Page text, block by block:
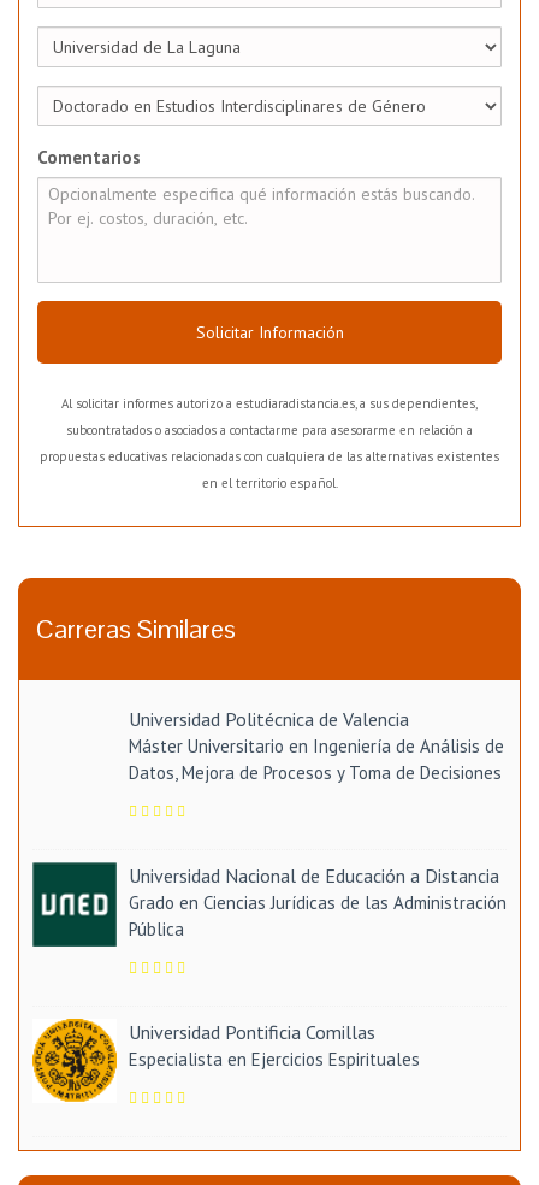
Comentarios
Solicitar Información
Al solicitar informes autorizo a estudiaradistancia.es, a sus dependientes,
subcontratados o asociados a contactarme para asesorarme en relación a
propuestas educativas relacionadas con cualquiera de las alternativas existentes
en el territorio español.
Carreras Similares
Universidad Politécnica de Valencia
Máster Universitario en Ingeniería de Análisis de
Datos, Mejora de Procesos y Toma de Decisiones
Universidad Nacional de Educación a Distancia
Grado en Ciencias Jurídicas de las Administración
Pública
Universidad Pontificia Comillas
Especialista en Ejercicios Espirituales